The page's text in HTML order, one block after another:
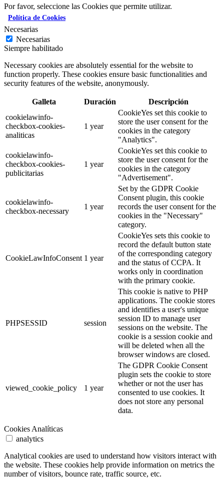
Por favor, seleccione las Cookies que permite utilizar.
Política de Cookies
Necesarias
Necesarias
Siempre habilitado
Necessary cookies are absolutely essential for the website to
function properly. These cookies ensure basic functionalities and
security features of the website, anonymously.
Galleta Duración
Descripción
cookielawinfo-
checkbox-cookies-
analiticas
1 year
CookieYes set this cookie to
store the user consent for the
cookies in the category
"Analytics".
cookielawinfo-
checkbox-cookies-
publicitarias
1 year
CookieYes set this cookie to
store the user consent for the
cookies in the category
"Advertisement".
cookielawinfo-
checkbox-necessary
1 year
Set by the GDPR Cookie
Consent plugin, this cookie
records the user consent for the
cookies in the "Necessary"
category.
CookieLawInfoConsent 1 year
CookieYes sets this cookie to
record the default button state
of the corresponding category
and the status of CCPA. It
works only in coordination
with the primary cookie.
PHPSESSID session
This cookie is native to PHP
applications. The cookie stores
and identifies a user's unique
session ID to manage user
sessions on the website. The
cookie is a session cookie and
will be deleted when all the
browser windows are closed.
viewed_cookie_policy 1 year
The GDPR Cookie Consent
plugin sets the cookie to store
whether or not the user has
consented to use cookies. It
does not store any personal
data.
Cookies Analíticas
analytics
Analytical cookies are used to understand how visitors interact with
the website. These cookies help provide information on metrics the
number of visitors, bounce rate, traffic source, etc.